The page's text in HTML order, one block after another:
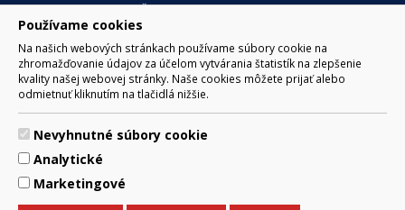
Používame cookies
Na našich webových stránkach používame súbory cookie na
zhromažďovanie údajov za účelom vytvárania štatistík na zlepšenie
kvality našej webovej stránky. Naše cookies môžete prijať alebo
odmietnuť kliknutím na tlačidlá nižšie.
Nevyhnutné súbory cookie
Analytické
Marketingové
Námestie gen. M. R. Štefánika 1
977 01 Brezno
Slovakia (Slovak Republic)
© 2017 Mesto Brezno, Námestie gen. M. R. Štefánika 1, Brezno
977 01 Tel.: 048/28 56 301, 048/28 56 302 Email:
Za obsah zodpovedá Mesto Brezno. Technický prevádzkovateľ: